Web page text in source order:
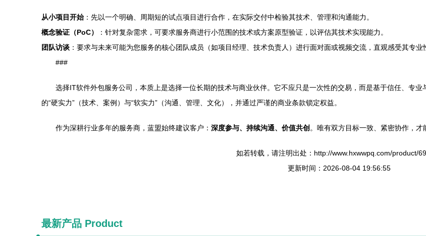
从小项目开始：先以一个明确、周期短的试点项目进行合作，在实际交付中检验其技术、管理和沟通能力。
概念验证（PoC）
：针对复杂需求，可要求服务商进行小范围的技术或方案原型验证，以评估其技术实现能力。
团队访谈 ：要求与未来可能为您服务的核心团队成员（如项目经理、技术负责人）进行面对面或视频交流，直观感受其专业
###
选择IT软件外包服务公司，本质上是选择一位长期的技术与商业伙伴。它不应只是一次性的交易，而是基于信任、专
的“硬实力”（技术、案例）与“软实力”（沟通、管理、文化），并通过严谨的商业条款锁定权益。
作为深耕行业多年的服务商，蓝盟始终建议客户： 深度参与、持续沟通、价值共创 。唯有双方目标一致、紧密协作，才
如若转载，请注明出处：http://www.hxwwpq.com/product/
更新时间：2026-08-04 19:56:55
最新产品 Product